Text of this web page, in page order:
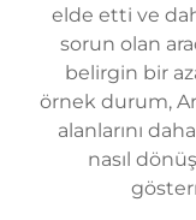
elde etti ve
sorun olan
belirgin bir
örnek durum,
alanlarını
nasıl